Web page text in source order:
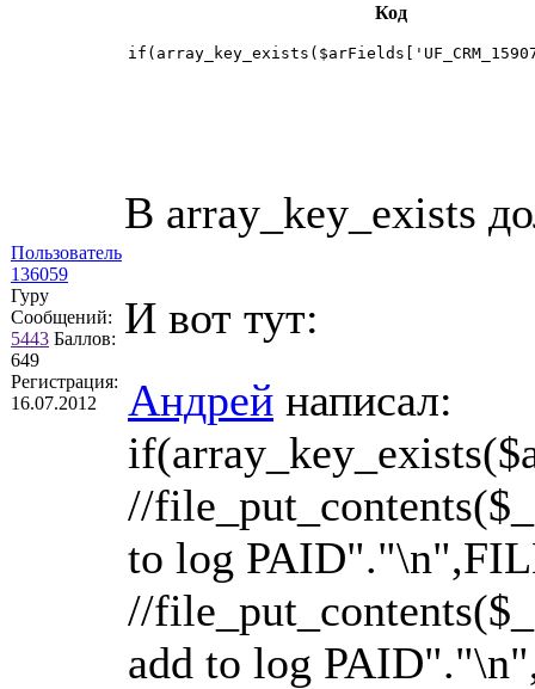
Пользователь
136059
Гуру
Сообщений:
5443 Баллов:
649
Регистрация:
16.07.2012
Код
В array_key_exists
И вот тут:
Андрей написал:
//
to log
//
add to log